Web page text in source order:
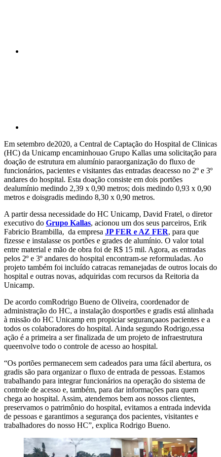
Em setembro de2020, a Central de Captação do Hospital de Clinicas
(HC) da Unicamp encaminhouao Grupo Kallas uma solicitação para
doação de estrutura em alumínio paraorganização do fluxo de
funcionários, pacientes e visitantes das entradas deacesso no 2º e 3º
andares do hospital. Esta doação consiste em dois portões
dealumínio medindo 2,39 x 0,90 metros; dois medindo 0,93 x 0,90
metros e doisgradis medindo 8,30 x 0,90 metros.
A partir dessa necessidade do HC Unicamp, David Fratel, o diretor
executivo do Grupo Kallas, acionou um dos seus parceiros, Erik
Fabricio Brambilla, da empresa JP FER e AZ FER, para que
fizesse e instalasse os portões e grades de alumínio. O valor total
entre material e mão de obra foi de R$ 15 mil. Agora, as entradas
pelos 2º e 3º andares do hospital encontram-se reformuladas. Ao
projeto também foi incluído catracas remanejadas de outros locais do
hospital e outras novas, adquiridas com recursos da Reitoria da
Unicamp.
De acordo comRodrigo Bueno de Oliveira, coordenador de
administração do HC, a instalação dosportões e gradis está alinhada
à missão do HC Unicamp em propiciar segurançaaos pacientes e a
todos os colaboradores do hospital. Ainda segundo Rodrigo,essa
ação é a primeira a ser finalizada de um projeto de infraestrutura
queenvolve todo o controle de acesso ao hospital.
“Os portões permanecem sem cadeados para uma fácil abertura, os
gradis são para organizar o fluxo de entrada de pessoas. Estamos
trabalhando para integrar funcionários na operação do sistema de
controle de acesso e, também, para dar informações para quem
chega ao hospital. Assim, atendemos bem aos nossos clientes,
preservamos o patrimônio do hospital, evitamos a entrada indevida
de pessoas e garantimos a segurança dos pacientes, visitantes e
trabalhadores do nosso HC”, explica Rodrigo Bueno.